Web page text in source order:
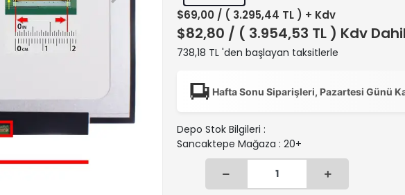
$69,00 / ( 3.295,44 TL ) + Kdv
$82,80 / ( 3.954,53 TL ) Kdv Dahil
738,18 TL 'den başlayan taksitlerle
Hafta Sonu Siparişleri, Pazartesi Günü
Depo Stok Bilgileri :
Sancaktepe Mağaza : 20+